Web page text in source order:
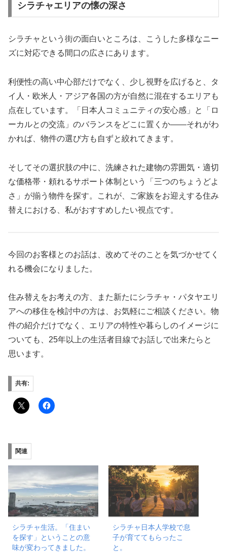
シラチャエリアの懐の深さ
シラチャという街の面白いところは、こうした多様なニー
ズに対応できる間口の広さにあります。
利便性の高い中心部だけでなく、少し視野を広げると、タ
イ人・欧米人・アジア各国の方が自然に混在するエリアも
点在しています。「日本人コミュニティの安心感」と「ロ
ーカルとの交流」のバランスをどこに置くか——それがわ
かれば、物件の選び方も自ずと絞れてきます。
そしてその選択肢の中に、洗練された建物の雰囲気・適切
な価格帯・頼れるサポート体制という「三つのちょうどよ
さ」が揃う物件を探す。これが、ご家族をお迎えする住み
替えにおける、私がおすすめしたい視点です。
今回のお客様とのお話は、改めてそのことを気づかせてく
れる機会になりました。
住み替えをお考えの方、また新たにシラチャ・パタヤエリ
アへの移住を検討中の方は、お気軽にご相談ください。物
件の紹介だけでなく、エリアの特性や暮らしのイメージに
ついても、25年以上の生活者目線でお話しで出来たらと
思います。
共有:
関連
シラチャ生活。「住まい
を探す」ということの意
味が変わってきました。
シラチャ日本人学校で息
子が育ててもらったこ
と。